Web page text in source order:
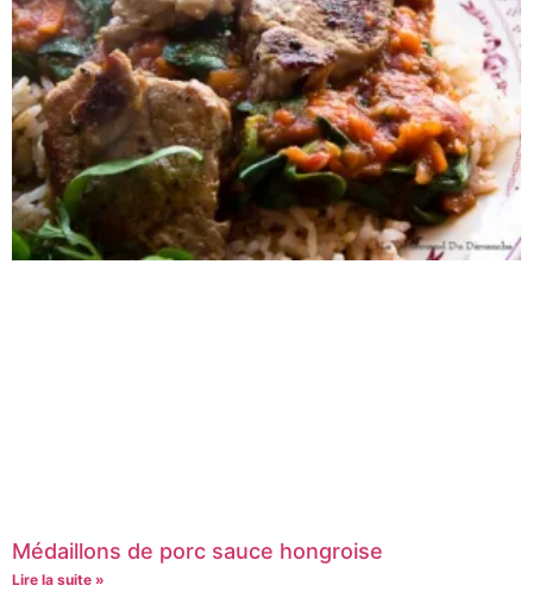
Médaillons de porc sauce hongroise
Lire la suite »